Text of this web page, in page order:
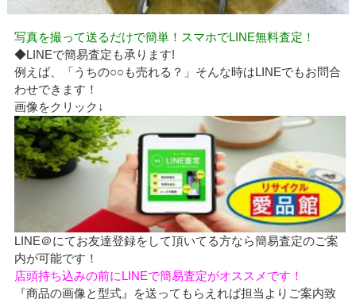
写真を撮って送るだけで簡単！スマホでLINE無料査定！
◆LINEで簡易査定も承ります!
例えば、「うちの○○も売れる？」そんな時はLINEでもお問合
わせできます！
画像をクリック↓
LINE＠にてお友達登録をして頂いてる方なら簡易査定のご案
内が可能です！
店頭持ち込みの前にLINEで簡易査定がオススメです！
『商品の画像と型式』を送ってもらえれば担当よりご案内致